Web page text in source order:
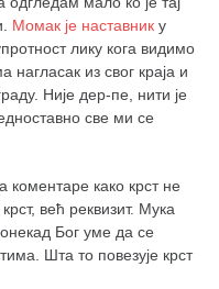
Момак је наставник у
лику кога видимо
из свог краја и
Није дер-пе, нити је
све ми се
коментаре како крст не
већ реквизит. Мука
Бог уме да се
Шта то повезује крст